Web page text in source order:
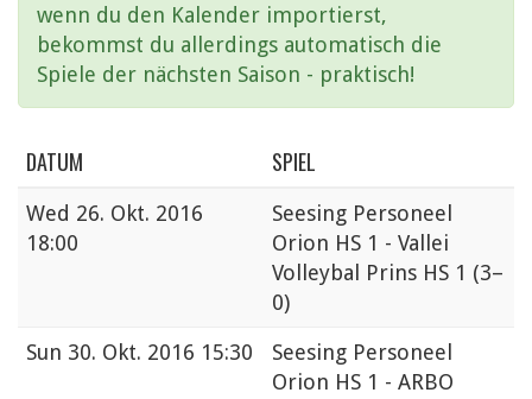
wenn du den Kalender importierst,
bekommst du allerdings automatisch die
Spiele der nächsten Saison - praktisch!
DATUM SPIEL
Wed 26. Okt. 2016
18:00
Seesing Personeel
Orion HS 1 - Vallei
Volleybal Prins HS 1 (3–
0)
Sun 30. Okt. 2016 15:30
Seesing Personeel
Orion HS 1 - ARBO